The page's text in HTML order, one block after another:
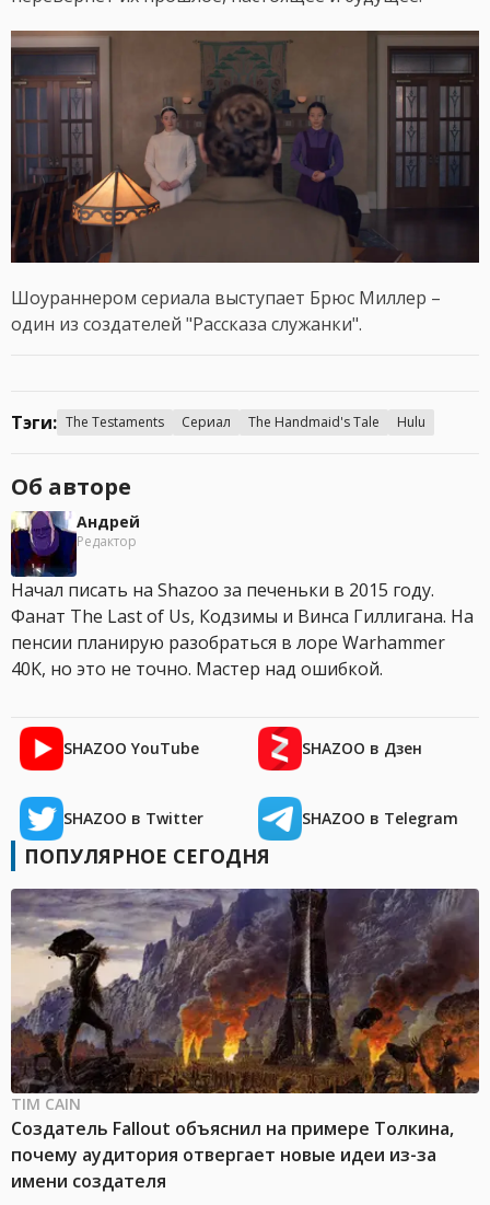
Шоураннером сериала выступает Брюс Миллер –
один из создателей "Рассказа служанки".
Тэги: The Testaments Сериал The Handmaid's Tale Hulu
Об авторе
Андрей
Редактор
Начал писать на Shazoo за печеньки в 2015 году.
Фанат The Last of Us, Кодзимы и Винса Гиллигана. На
пенсии планирую разобраться в лоре Warhammer
40K, но это не точно. Мастер над ошибкой.
SHAZOO YouTube SHAZOO в Дзен
SHAZOO в Twitter SHAZOO в Telegram
ПОПУЛЯРНОЕ СЕГОДНЯ
TIM CAIN
Создатель Fallout объяснил на примере Толкина,
почему аудитория отвергает новые идеи из-за
имени создателя